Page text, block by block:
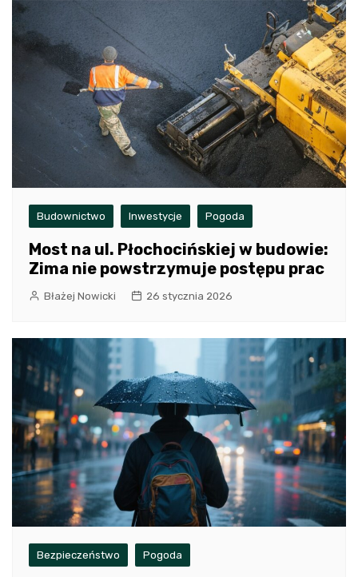
Budownictwo Inwestycje Pogoda
Most na ul. Płochocińskiej w budowie:
Zima nie powstrzymuje postępu prac
Błażej Nowicki 26 stycznia 2026
Bezpieczeństwo Pogoda